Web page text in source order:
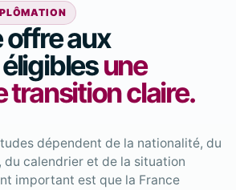
offre aux
une
transition claire.
dépendent de la nationalité, du
du calendrier et de la situation
important est que la France